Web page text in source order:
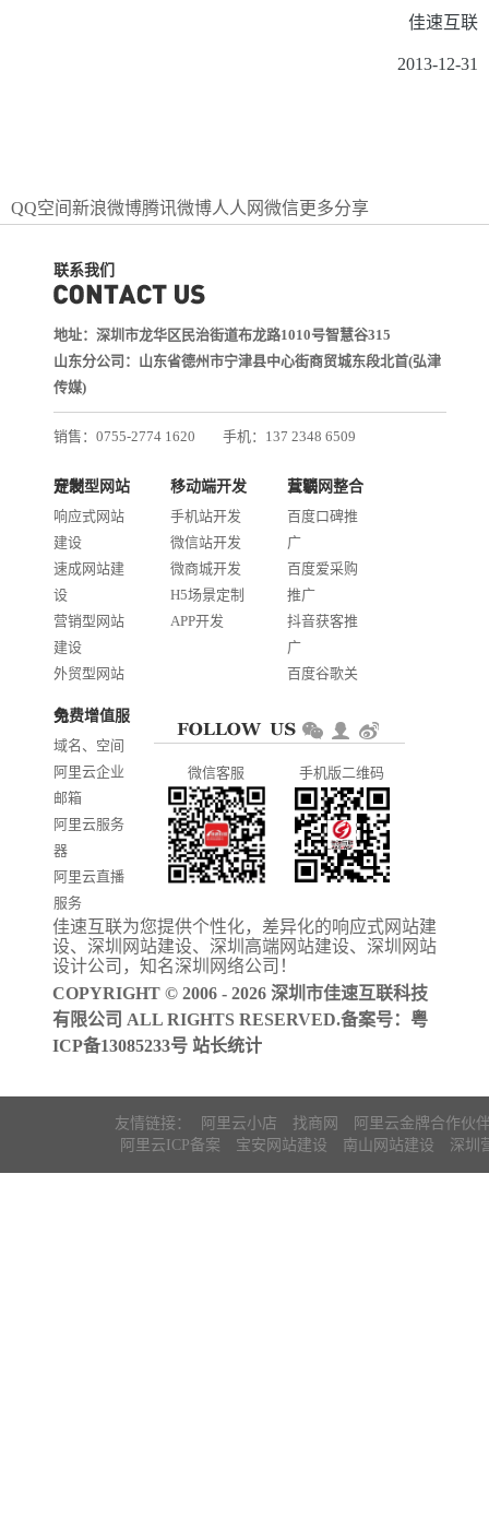
佳速互联
2013-12-31
QQ空间 新浪微博腾讯微博人人网微信更多分享
联系我们
地址：深圳市龙华区民治街道布龙路1010号智慧谷315
山东分公司：山东省德州市宁津县中心街商贸城东段北首(弘津
传媒)
销售：0755-2774 1620
手机：137 2348 6509
邮箱：services@jiasuweb.com
定制型网站开发
响应式网站
建设
速成网站建
设
营销型网站
建设
外贸型网站
商城网站开
发
门户信息平
台开发
移动端开发
手机站开发
微信站开发
微商城开发
H5场景定制
APP开发
互联网整合营销
百度口碑推
广
百度爱采购
推广
抖音获客推
广
百度谷歌关
AI智能发布
免费增值服务
域名、空间
阿里云企业
邮箱
阿里云服务
器
阿里云直播
服务
阿里云ICP备
案
微信客服 手机版二维码
佳速互联为您提供个性化，差异化的响应式网站建
设、 深圳网站建设、 深圳高端网站建设、 深圳网站
设计公司 ，知名深圳网络公司 ！
COPYRIGHT © 2006 - 2026 深圳市佳速互联科技
有限公司 ALL RIGHTS RESERVED.备案号： 粤
ICP备13085233号 站长统计
友情链接： 阿里云小店 找商网
阿里云金牌合作伙
阿里云ICP备案
宝安网站建设 南山网站建设 深圳